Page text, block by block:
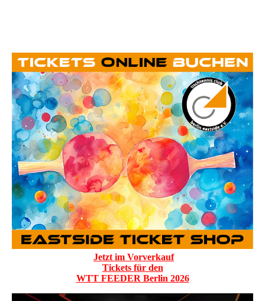
Jetzt im Vorverkauf
Tickets für den
WTT FEEDER Berlin 2026